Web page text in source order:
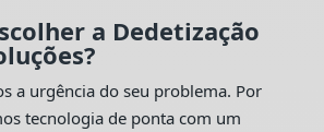
a Dedetização
a urgência do seu problema. Por
tecnologia de ponta com um